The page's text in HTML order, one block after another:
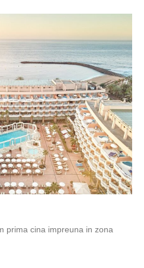
prima cina impreuna in zona